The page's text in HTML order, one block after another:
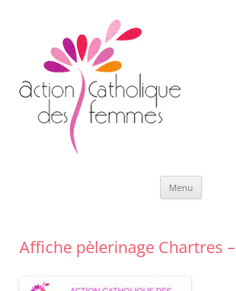
Menu
Affiche pèlerinage Chartres –